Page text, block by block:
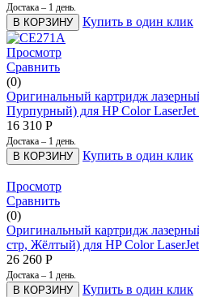
Достака – 1 день.
В КОРЗИНУ Купить в один клик
Просмотр
Сравнить
(0)
Оригинальный картридж
Пурпурный) для HP Color LaserJet
16 310 Р
Достака – 1 день.
В КОРЗИНУ Купить в один клик
Просмотр
Сравнить
(0)
Оригинальный картридж
стр, Жёлтый) для HP Color
26 260 Р
Достака – 1 день.
В КОРЗИНУ Купить в один клик